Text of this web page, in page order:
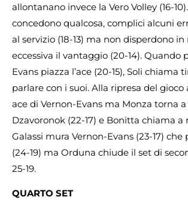
allontanano invece la Vero Volley (16-
concedono qualcosa, complici alcuni
al servizio (18-13) ma non disperdono
eccessiva il vantaggio (20-14). Quando
Evans piazza l’ace (20-15), Soli chiama
parlare con i suoi. Alla ripresa del
ace di Vernon-Evans ma Monza torna
Dzavoronok (22-17) e Bonitta chiama a
Galassi mura Vernon-Evans (23-17) che
(24-19) ma Orduna chiude il set di
25-19.
QUARTO SET